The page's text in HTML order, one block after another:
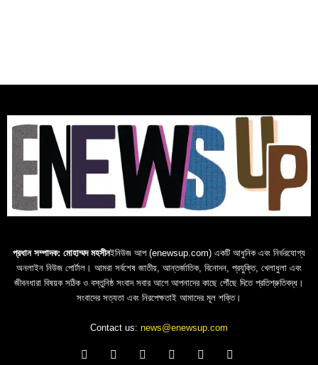
প্রধান সম্পাদক: মোহাম্মদ মহসীনইনিউজ আপ (enewsup.com) একটি আধুনিক এবং নির্ভরযোগ্য
অনলাইন নিউজ পোর্টাল। আমরা সর্বশেষ জাতীয়, আন্তর্জাতিক, বিনোদন, প্রযুক্তি, খেলাধুলা এবং
জীবনধারা বিষয়ক সঠিক ও বস্তুনিষ্ঠ সংবাদ সবার আগে আপনাদের কাছে পৌঁছে দিতে প্রতিশ্রুতিবদ্ধ।
সংবাদের সত্যতা এবং নিরপেক্ষতাই আমাদের মূল শক্তি।
Contact us: news@enewsup.com